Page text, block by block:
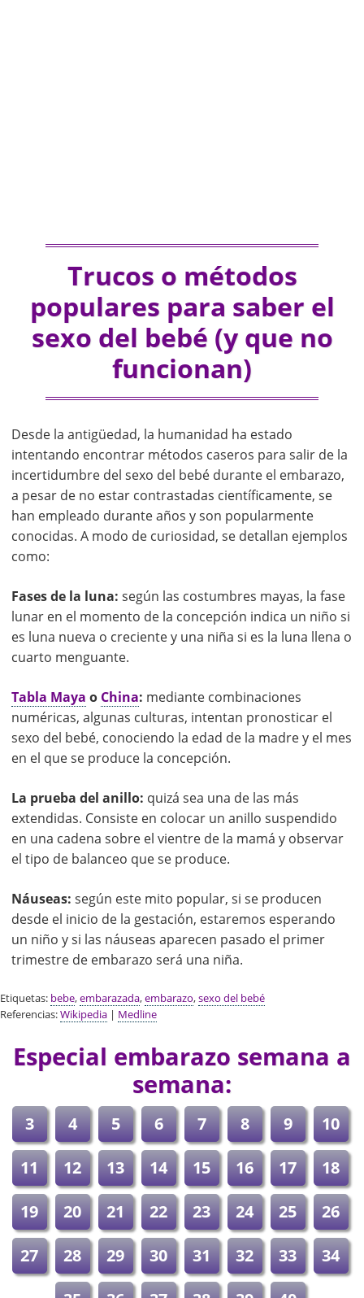
Trucos o métodos
populares para saber el
sexo del bebé (y que no
funcionan)
Desde la antigüedad, la humanidad ha estado
intentando encontrar métodos caseros para salir de la
incertidumbre del sexo del bebé durante el embarazo,
a pesar de no estar contrastadas científicamente, se
han empleado durante años y son popularmente
conocidas. A modo de curiosidad, se detallan ejemplos
como:
Fases de la luna: según las costumbres mayas, la fase
lunar en el momento de la concepción indica un niño si
es luna nueva o creciente y una niña si es la luna llena o
cuarto menguante.
Tabla Maya o China: mediante combinaciones
numéricas, algunas culturas, intentan pronosticar el
sexo del bebé, conociendo la edad de la madre y el mes
en el que se produce la concepción.
La prueba del anillo: quizá sea una de las más
extendidas. Consiste en colocar un anillo suspendido
en una cadena sobre el vientre de la mamá y observar
el tipo de balanceo que se produce.
Náuseas: según este mito popular, si se producen
desde el inicio de la gestación, estaremos esperando
un niño y si las náuseas aparecen pasado el primer
trimestre de embarazo será una niña.
Etiquetas: bebe,embarazada,embarazo,sexo del bebé
Referencias:Wikipedia | Medline
Especial embarazo semana a
semana:
3 4 5 6 7 8 9
10
11
12 13 14 15 16 17
18
19
20 21 22 23 24 25
26
27
28 29 30 31 32 33
34